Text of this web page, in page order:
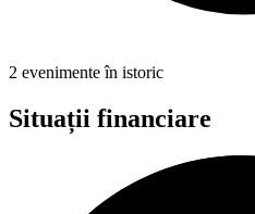
2 evenimente în istoric
Situații financiare